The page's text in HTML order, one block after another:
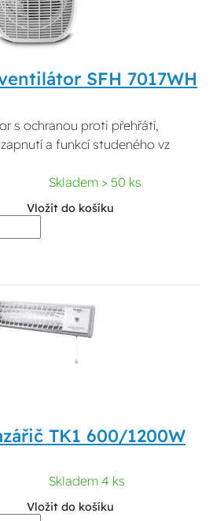
SFH 7017WH
s ochranou proti přehřátí,
a funkcí studeného vz
Skladem > 50 ks
Vložit do košíku
TK1 600/1200W
Skladem 4 ks
Vložit do košíku